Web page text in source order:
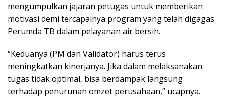
mengumpulkan jajaran petugas untuk memberikan
motivasi demi tercapainya program yang telah digagas
Perumda TB dalam pelayanan air bersih.
“Keduanya (PM dan Validator) harus terus
meningkatkan kinerjanya. Jika dalam melaksanakan
tugas tidak optimal, bisa berdampak langsung
terhadap penurunan omzet perusahaan,” ucapnya.